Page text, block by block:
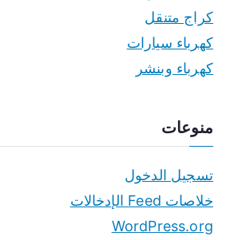
كراج متنقل
كهرباء سيارات
كهرباء وبنشر
منوعات
تسجيل الدخول
خلاصات Feed الإدخالات
WordPress.org